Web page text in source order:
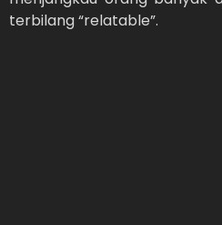
terbilang “relatable”.